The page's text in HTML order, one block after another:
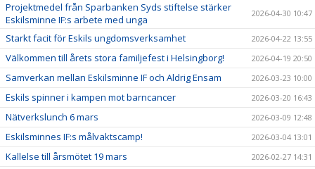
Projektmedel från Sparbanken Syds stiftelse stärker
Eskilsminne IF:s arbete med unga
2026-04-30 10:47
Starkt facit för Eskils ungdomsverksamhet 2026-04-22 13:55
Välkommen till årets stora familjefest i Helsingborg! 2026-04-19 20:50
Samverkan mellan Eskilsminne IF och Aldrig Ensam 2026-03-23 10:00
Eskils spinner i kampen mot barncancer 2026-03-20 16:43
Nätverkslunch 6 mars 2026-03-09 12:48
Eskilsminnes IF:s målvaktscamp! 2026-03-04 13:01
Kallelse till årsmötet 19 mars 2026-02-27 14:31